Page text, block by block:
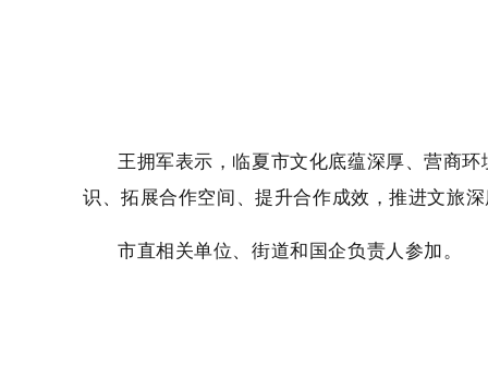
王拥军表示，临夏市文化底蕴深厚、营商
识、拓展合作空间、提升合作成效，推进文旅
市直相关单位、街道和国企负责人参加。